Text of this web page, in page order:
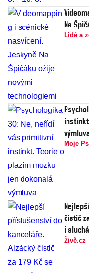
Na
Lidé a
výmluva
Moje
čistič
i
Živě.cz